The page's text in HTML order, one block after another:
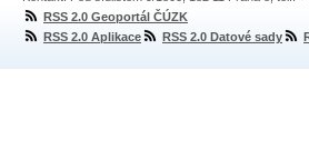
RSS 2.0 Geoportál ČÚZK
RSS 2.0 Aplikace
RSS 2.0 Datové sady